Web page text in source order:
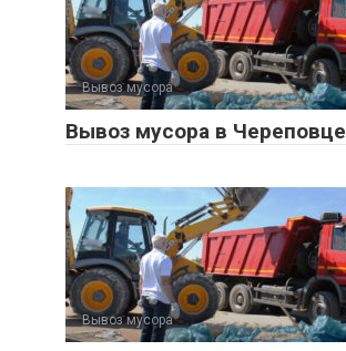
Вывоз мусора
Вывоз мусора в Череповце
Вывоз мусора